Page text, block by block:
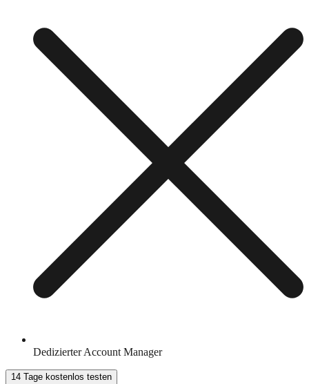
Dedizierter Account Manager
14 Tage kostenlos testen